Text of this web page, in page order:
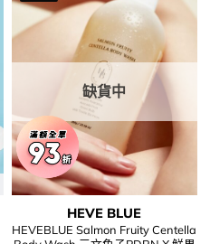
缺貨中
HEVE BLUE
HEVEBLUE Salmon Fruity Centella